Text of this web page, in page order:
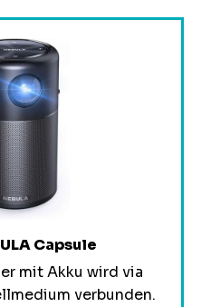
Capsule
mit Akku wird via
verbunden.